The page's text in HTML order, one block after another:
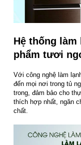
Hệ thống
phẩm tươi
Với công nghệ làm
đến mọi nơi trong tủ
trong, đảm bảo cho
thích hợp nhất, ngăn
chất.